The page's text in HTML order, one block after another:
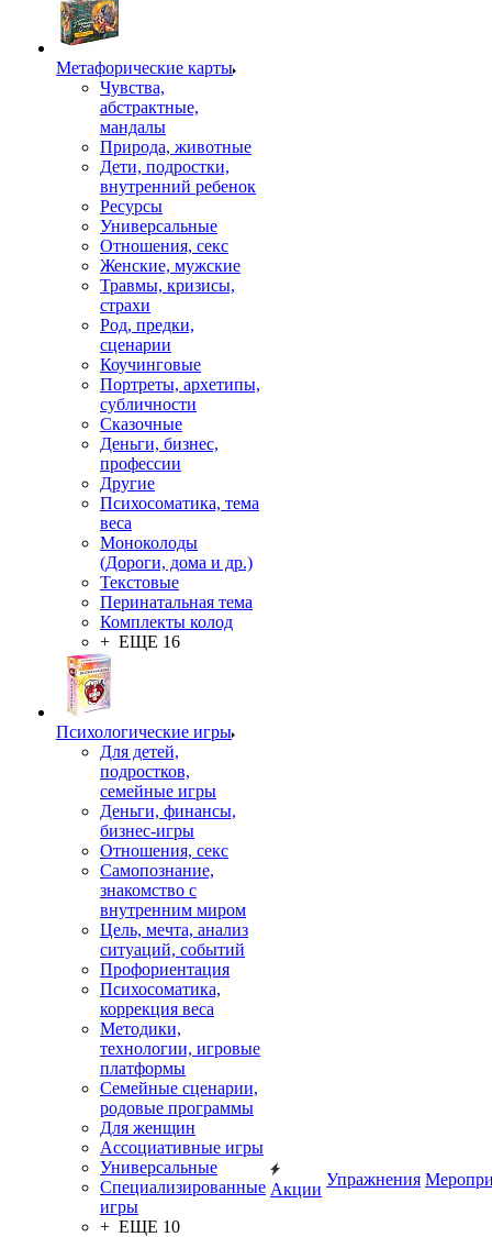
Mетафорические карты
Чувства,
абстрактные,
мандалы
Природа, животные
Дети, подростки,
внутренний ребенок
Ресурсы
Универсальные
Отношения, секс
Женские, мужские
Травмы, кризисы,
страхи
Род, предки,
сценарии
Коучинговые
Портреты, архетипы,
субличности
Сказочные
Деньги, бизнес,
профессии
Другие
Психосоматика, тема
веса
Моноколоды
(Дороги, дома и др.)
Текстовые
Перинатальная тема
Комплекты колод
+ ЕЩЕ 16
Психологические игры
Для детей,
подростков,
семейные игры
Деньги, финансы,
бизнес-игры
Отношения, секс
Самопознание,
знакомство с
внутренним миром
Цель, мечта, анализ
ситуаций, событий
Профориентация
Психосоматика,
коррекция веса
Методики,
технологии, игровые
платформы
Семейные сценарии,
родовые программы
Для женщин
Ассоциативные игры
Универсальные
Специализированные
игры
+ ЕЩЕ 10
Акции
Упражнения